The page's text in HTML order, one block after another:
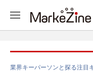
業界キーパーソンと探る注目